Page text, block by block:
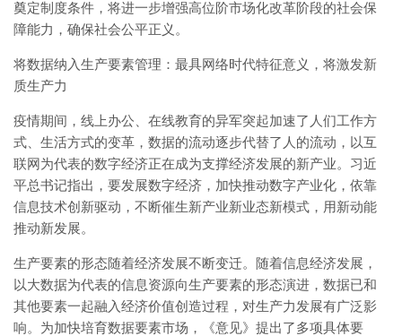
奠定制度条件，将进一步增强高位阶市场化改革阶段的社会保
障能力，确保社会公平正义。
将数据纳入生产要素管理：最具网络时代特征意义，将激发新
质生产力
疫情期间，线上办公、在线教育的异军突起加速了人们工作方
式、生活方式的变革，数据的流动逐步代替了人的流动，以互
联网为代表的数字经济正在成为支撑经济发展的新产业。习近
平总书记指出，要发展数字经济，加快推动数字产业化，依靠
信息技术创新驱动，不断催生新产业新业态新模式，用新动能
推动新发展。
生产要素的形态随着经济发展不断变迁。随着信息经济发展，
以大数据为代表的信息资源向生产要素的形态演进，数据已和
其他要素一起融入经济价值创造过程，对生产力发展有广泛影
响。为加快培育数据要素市场，《意见》提出了多项具体要